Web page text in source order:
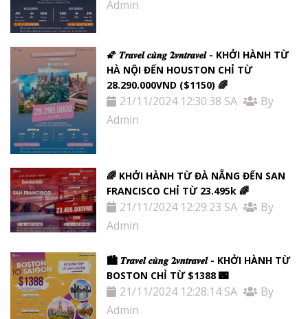
Admin
🌠 𝑻𝒓𝒂𝒗𝒆𝒍 𝒄𝒖̀𝒏𝒈 𝟐𝒗𝒏𝒕𝒓𝒂𝒗𝒆𝒍 - KHỞI HÀNH TỪ
HÀ NỘI ĐẾN HOUSTON CHỈ TỪ
28.290.000VND ($1150) 🌈
21/11/2024 12:30:38 SA
By
Admin
🌈 KHỞI HÀNH TỪ ĐÀ NẴNG ĐẾN SAN
FRANCISCO CHỈ TỪ 23.495k 🌈
21/11/2024 12:29:23 SA
By
Admin
🏙 𝑻𝒓𝒂𝒗𝒆𝒍 𝒄𝒖̀𝒏𝒈 𝟐𝒗𝒏𝒕𝒓𝒂𝒗𝒆𝒍 - KHỞI HÀNH TỪ
BOSTON CHỈ TỪ $1388 🌃
21/11/2024 12:28:14 SA
By
Admin